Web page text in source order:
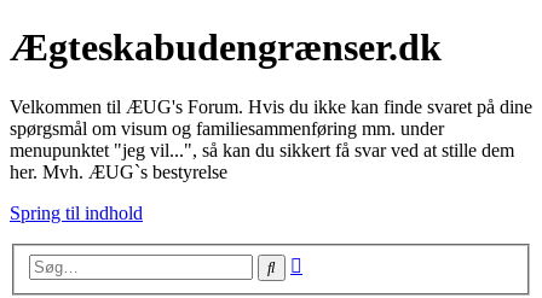
Ægteskabudengrænser.dk
Velkommen til ÆUG's Forum. Hvis du ikke kan finde svaret på dine
spørgsmål om visum og familiesammenføring mm. under
menupunktet "jeg vil...", så kan du sikkert få svar ved at stille dem
her. Mvh. ÆUG`s bestyrelse
Spring til indhold
Søg